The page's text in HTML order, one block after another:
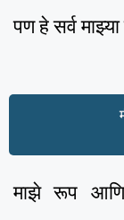
पण हे सर्व
माझे रूप